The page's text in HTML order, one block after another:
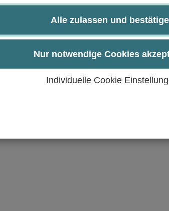
Alle zulassen und
Nur notwendige Cookies
Individuelle Cookie